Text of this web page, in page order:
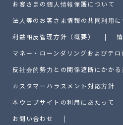
お客さまの個人情報保護について
法人等のお客さま情報の共同利用に
利益相反管理方針（概要）
マネー・ローンダリングおよびテ
反社会的勢力との関係遮断にかかる
カスタマーハラスメント対応方針
本ウェブサイトの利用にあたって
お問い合わせ